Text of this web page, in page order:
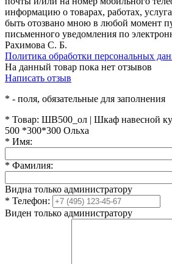
информацию о товарах, работах,
быть отозвано мною в любой момент
письменного уведомления по
Рахимова С. Б.
Политика обработки персональных
На данный товар пока нет отзывов
Написать отзыв
* - поля, обязательные для заполнения
* Товар: ШВ500_ол | Шкаф навесной
500 *300*300 Ольха
* Имя:
* Фамилия:
Видна только администратору
* Телефон:
Виден только администратору